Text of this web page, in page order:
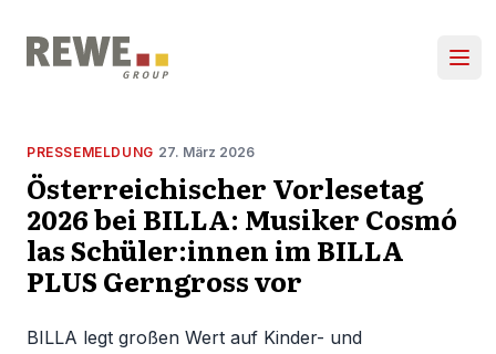
PRESSEMELDUNG 27. März 2026
Österreichischer Vorlesetag
2026 bei BILLA: Musiker Cosmó
las Schüler:innen im BILLA
PLUS Gerngross vor
BILLA legt großen Wert auf Kinder- und